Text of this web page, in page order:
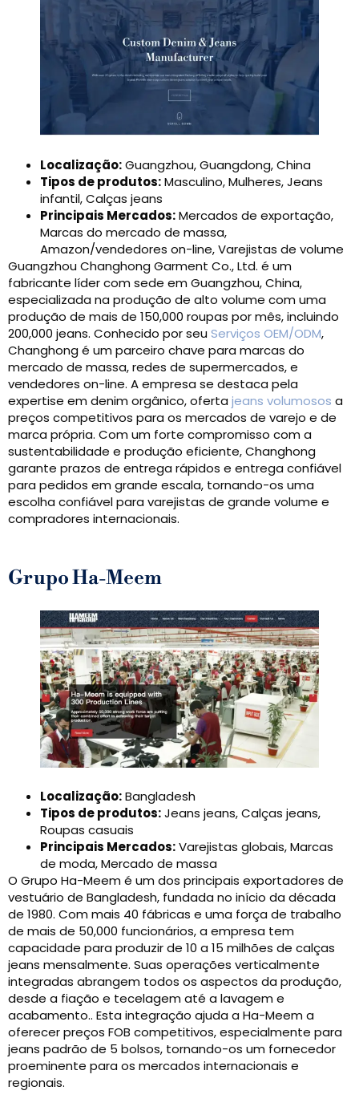
Localização:Guangzhou, Guangdong, China
Tipos de produtos:Masculino, Mulheres, Jeans
infantil, Calças jeans
Principais Mercados:Mercados de exportação,
Marcas do mercado de massa,
Amazon/vendedores on-line, Varejistas de volume
Guangzhou Changhong Garment Co., Ltd. é um
fabricante líder com sede em Guangzhou, China,
especializada na produção de alto volume com uma
produção de mais de 150,000 roupas por mês, incluindo
200,000 jeans. Conhecido por seu Serviços OEM/ODM,
Changhong é um parceiro chave para marcas do
mercado de massa, redes de supermercados, e
vendedores on-line. A empresa se destaca pela
expertise em denim orgânico, oferta jeans volumosos a
preços competitivos para os mercados de varejo e de
marca própria. Com um forte compromisso com a
sustentabilidade e produção eficiente, Changhong
garante prazos de entrega rápidos e entrega confiável
para pedidos em grande escala, tornando-os uma
escolha confiável para varejistas de grande volume e
compradores internacionais.
Grupo Ha-Meem
Localização:Bangladesh
Tipos de produtos:Jeans jeans, Calças jeans,
Roupas casuais
Principais Mercados:Varejistas globais, Marcas
de moda, Mercado de massa
O Grupo Ha-Meem é um dos principais exportadores de
vestuário de Bangladesh, fundada no início da década
de 1980. Com mais 40 fábricas e uma força de trabalho
de mais de 50,000 funcionários, a empresa tem
capacidade para produzir de 10 a 15 milhões de calças
jeans mensalmente. Suas operações verticalmente
integradas abrangem todos os aspectos da produção,
desde a fiação e tecelagem até a lavagem e
acabamento.. Esta integração ajuda a Ha-Meem a
oferecer preços FOB competitivos, especialmente para
jeans padrão de 5 bolsos, tornando-os um fornecedor
proeminente para os mercados internacionais e
regionais.